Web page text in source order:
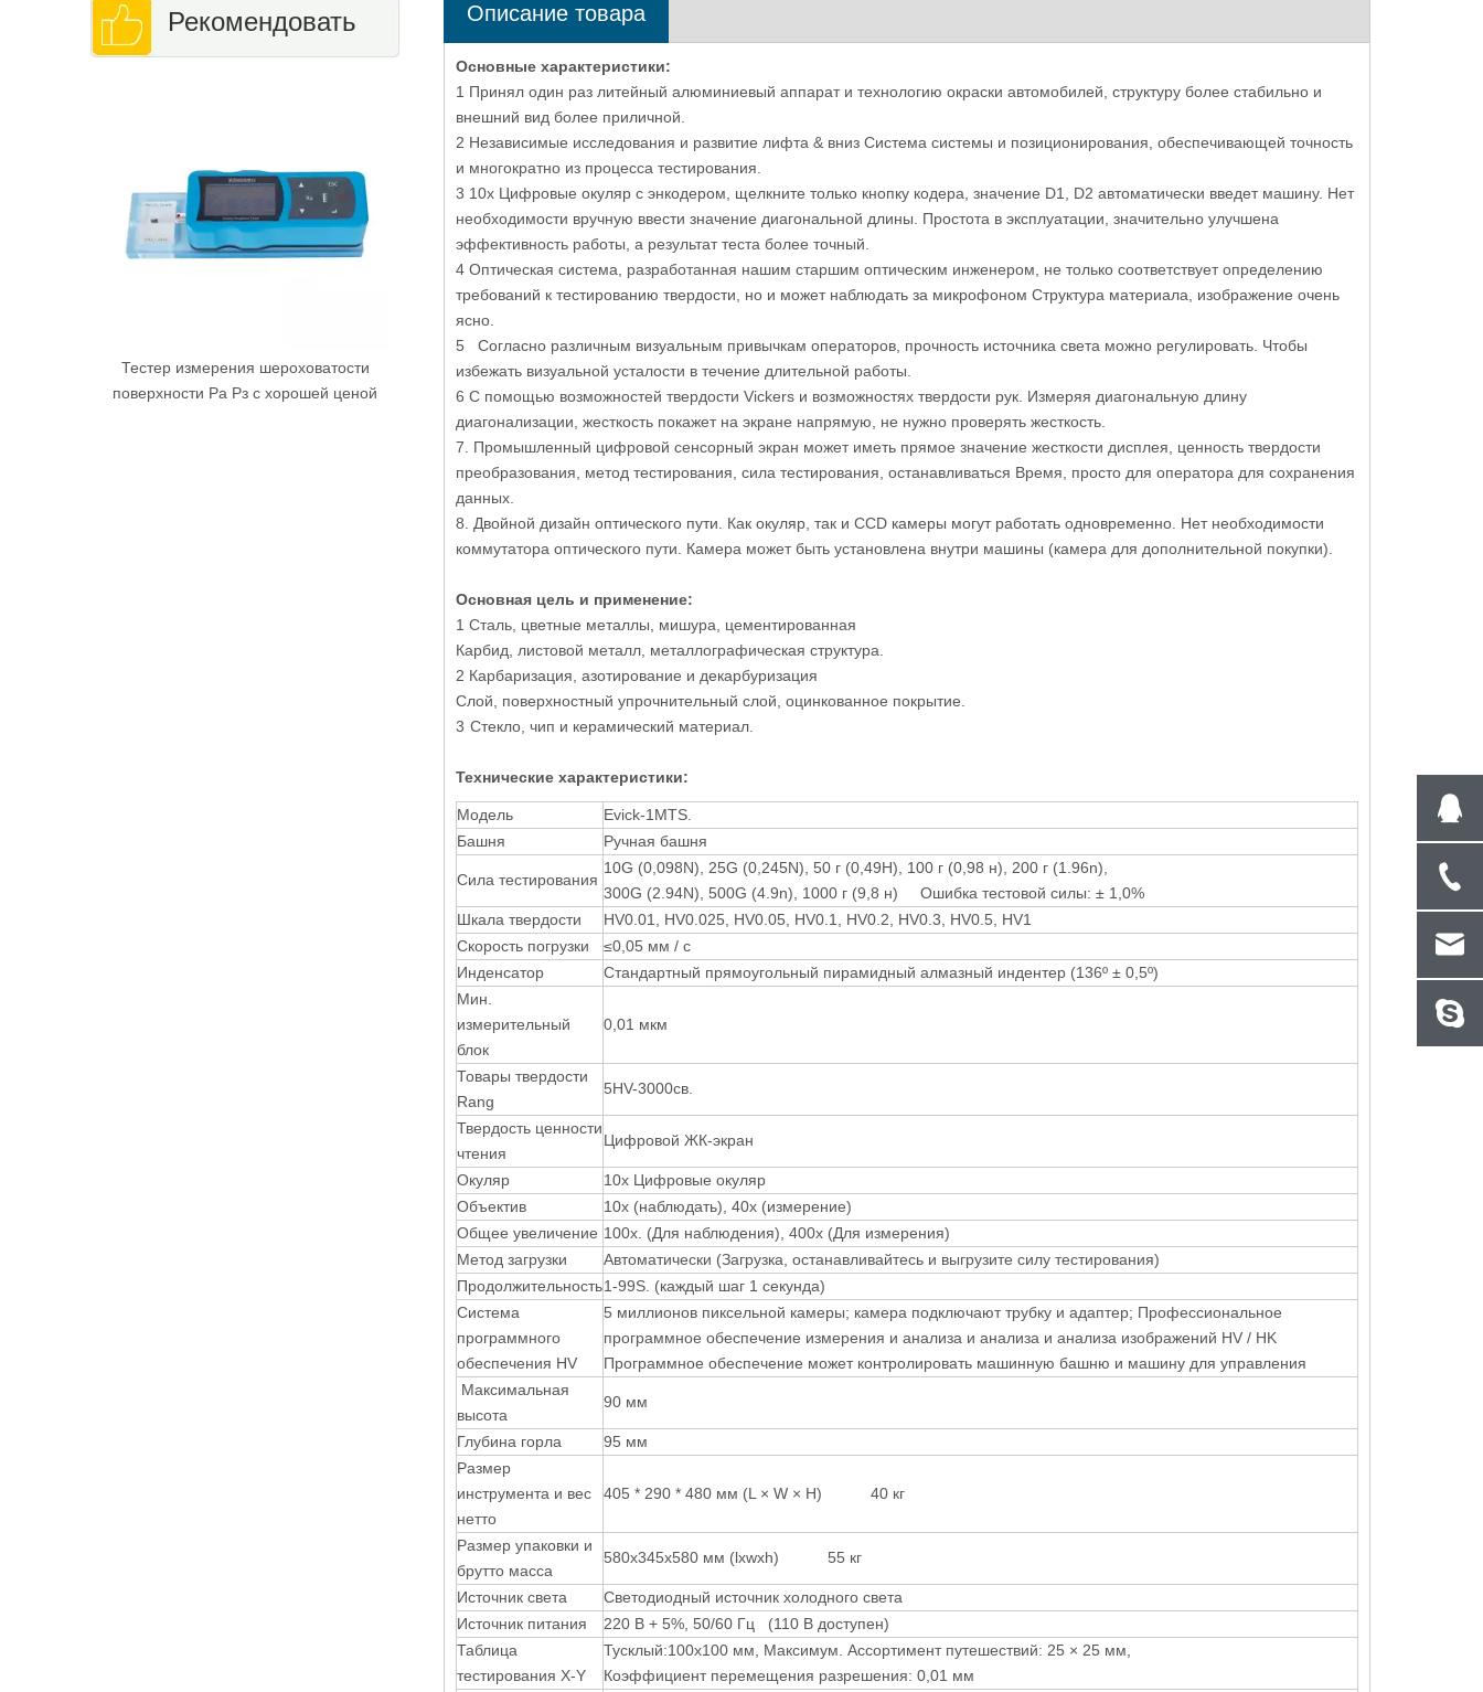
Рекомендовать
Цифровой тестер жесткости Rockwell с
контролем сенсорного экрана EROCK-
твердомер по Бринеллю ASTM E10
для определения твердости по
Описание товара
Основные характеристики:
1 Принял один раз литейный алюминиевый аппарат и технологию окраски автомобилей, структуру более стабильно и
внешний вид более приличной.
2 Независимые исследования и развитие лифта & вниз Система системы и позиционирования, обеспечивающей точность
и многократно из процесса тестирования.
3 10x Цифровые окуляр с энкодером, щелкните только кнопку кодера, значение D1, D2 автоматически введет машину. Нет
необходимости вручную ввести значение диагональной длины. Простота в эксплуатации, значительно улучшена
эффективность работы, а результат теста более точный.
4 Оптическая система, разработанная нашим старшим оптическим инженером, не только соответствует определению
требований к тестированию твердости, но и может наблюдать за микрофоном Структура материала, изображение очень
ясно.
5 Согласно различным визуальным привычкам операторов, прочность источника света можно регулировать. Чтобы
избежать визуальной усталости в течение длительной работы.
6 С помощью возможностей твердости Vickers и возможностях твердости рук. Измеряя диагональную длину
диагонализации, жесткость покажет на экране напрямую, не нужно проверять жесткость.
7. Промышленный цифровой сенсорный экран может иметь прямое значение жесткости дисплея, ценность твердости
преобразования, метод тестирования, сила тестирования, останавливаться Время, просто для оператора для сохранения
данных.
8. Двойной дизайн оптического пути. Как окуляр, так и CCD камеры могут работать одновременно. Нет необходимости
коммутатора оптического пути. Камера может быть установлена ​​внутри машины (камера для дополнительной покупки).
Основная цель и применение:
1 Сталь, цветные металлы, мишура, цементированная
Карбид, листовой металл, металлографическая структура.
2 Карбаризация, азотирование и декарбуризация
Слой, поверхностный упрочнительный слой, оцинкованное покрытие.
3 Стекло, чип и керамический материал.
Технические характеристики:
Модель
Evick-1MTS.
Башня
Ручная башня
Сила тестирования
10G (0,098N), 25G (0,245N), 50 г (0,49Н), 100 г (0,98 н), 200 г (1.96n),
300G (2.94N), 500G (4.9n), 1000 г (9,8 н) Ошибка тестовой силы: ± 1,0%
Шкала твердости
HV0.01, HV0.025, HV0.05, HV0.1, HV0.2, HV0.3, HV0.5, HV1
Скорость погрузки
≤0,05 мм / с
Инденсатор
Стандартный прямоугольный пирамидный алмазный индентер (136º ± 0,5º)
Мин.
измерительный
блок
0,01 мкм
Товары твердости
Rang
5HV-3000св.
Твердость ценности
чтения
Цифровой ЖК-экран
Окуляр
10x Цифровые окуляр
Объектив
10x (наблюдать), 40x (измерение)
Общее увеличение 100x. (Для наблюдения), 400x (Для измерения)
Метод загрузки
Автоматически (Загрузка, останавливайтесь и выгрузите силу тестирования)
Продолжительность1-99S. (каждый шаг 1 секунда)
Система
программного
обеспечения HV
5 миллионов пиксельной камеры; камера подключают трубку и адаптер; Профессиональное
программное обеспечение измерения и анализа и анализа и анализа изображений HV / HK
Программное обеспечение может контролировать машинную башню и машину для управления
Максимальная
высота
90 мм
Глубина горла
95 мм
Размер
инструмента и вес
нетто
405 * 290 * 480 мм (L × W × H) 40 кг
Размер упаковки и
брутто масса
580x345x580 мм (lxwxh) 55 кг
Источник света
Светодиодный источник холодного света
Источник питания
220 В + 5%, 50/60 Гц (110 В доступен)
Таблица
тестирования X-Y
Тусклый:100х100 мм, Максимум. Ассортимент путешествий: 25 × 25 мм,
Коэффициент перемещения разрешения: 0,01 мм